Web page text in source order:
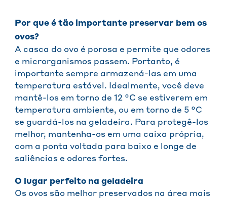
Por que é tão importante preservar bem os
ovos?
A casca do ovo é porosa e permite que odores
e microrganismos passem. Portanto, é
importante sempre armazená-las em uma
temperatura estável. Idealmente, você deve
mantê-los em torno de 12 °C se estiverem em
temperatura ambiente, ou em torno de 5 °C
se guardá-los na geladeira. Para protegê-los
melhor, mantenha-os em uma caixa própria,
com a ponta voltada para baixo e longe de
saliências e odores fortes.
O lugar perfeito na geladeira
Os ovos são melhor preservados na área mais